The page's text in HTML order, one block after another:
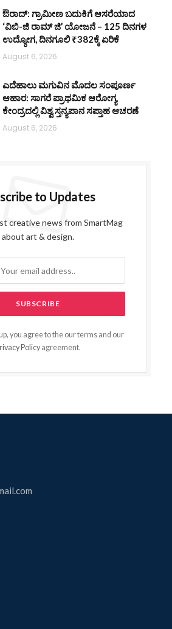
ಔರಾದ್: ಗ್ರಾಮೀಣ ಬದುಕಿಗೆ ಆಸರೆಯಾದ
‘ವಿಬಿ-ಜಿ ರಾಮ್ ಜಿ’ ಯೋಜನೆ – 125 ದಿನಗಳ
ಉದ್ಯೋಗ, ದಿನಗೂಲಿ ₹382ಕ್ಕೆ ಏರಿಕೆ
August 6, 2026
ಎದೆಹಾಲು ಮಗುವಿನ ಮೊದಲ ಸಂಪೂರ್ಣ
ಆಹಾರ: ಸಾಗರೆ ಪ್ರಾಥಮಿಕ ಆರೋಗ್ಯ
ಕೇಂದ್ರದಲ್ಲಿ ವಿಶ್ವ ಸ್ತನ್ಯಪಾನ ಸಪ್ತಾಹ ಆಚರಣೆ
August 6, 2026
to Updates
creative news from SmartMag
about art & design.
you agree to the our terms and our
Policyagreement.